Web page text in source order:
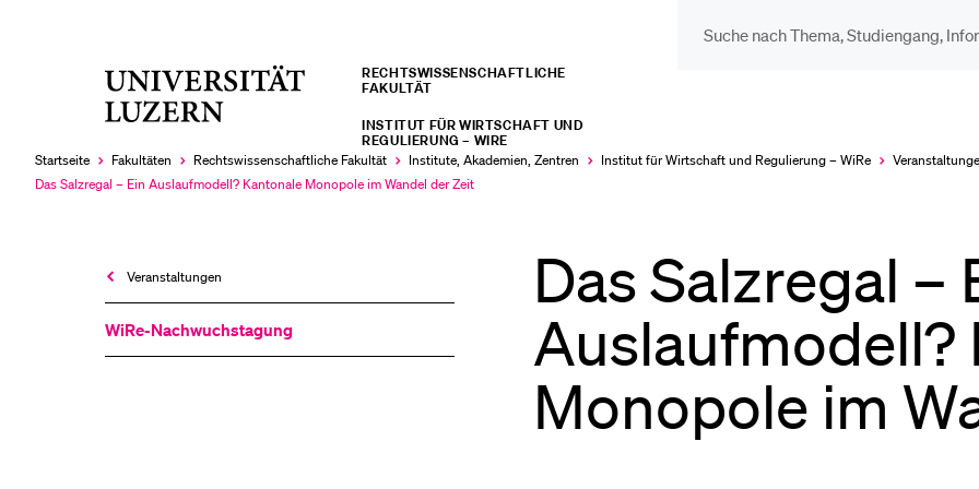
Universität
RECHTS­­WISSENSCHAFTLICHE
FAKULTÄT
INSTITUT FÜR WIRTSCHAFT UND
REGULIERUNG – WIRE
Startseite
Fakultäten Rechtswissenschaftliche Fakultät Institute, Akademien, Zentren Institut für Wirtschaft und Regulierung – WiRe
Aktuell
Das Salzregal – Ein Auslaufmodell? Kantonale Monopole im Wandel der Zeit
Veranstaltungen
WiRe-Nachwuchstagung
Das Salzregal –
Auslaufmodell?
Monopole im
LETZTE SUCHEN
Sie haben noch keine Suche getätigt.
Schulklassen und
Studien­interessierte